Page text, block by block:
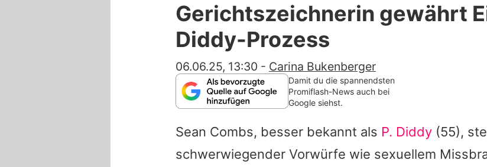
Filme & Serien
Familie & Liebe
Alle Themen auf Promiflash
Gerichtszeichnerin gewährt
Diddy-Prozess
06.06.25, 13:30 - Carina Bukenberger
Damit du die spannendsten
Promiflash-News auch bei
Google siehst.
Sean Combs, besser bekannt als P. Diddy (55),
schwerwiegender Vorwürfe wie sexuellem